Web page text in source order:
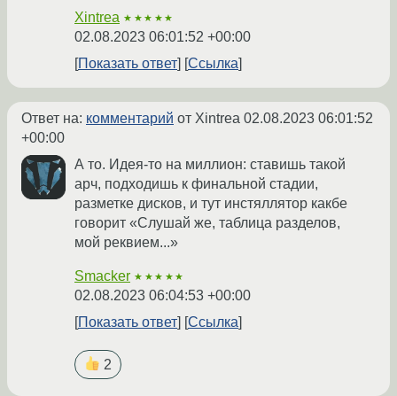
Xintrea ★★★★★
02.08.2023 06:01:52 +00:00
Показать ответ
Ссылка
Ответ на: комментарий от Xintrea 02.08.2023 06:01:52
+00:00
А то. Идея-то на миллион: ставишь такой
арч, подходишь к финальной стадии,
разметке дисков, и тут инстяллятор какбе
говорит «Слушай же, таблица разделов,
мой реквием...»
Smacker ★★★★★
02.08.2023 06:04:53 +00:00
Показать ответ
Ссылка
2